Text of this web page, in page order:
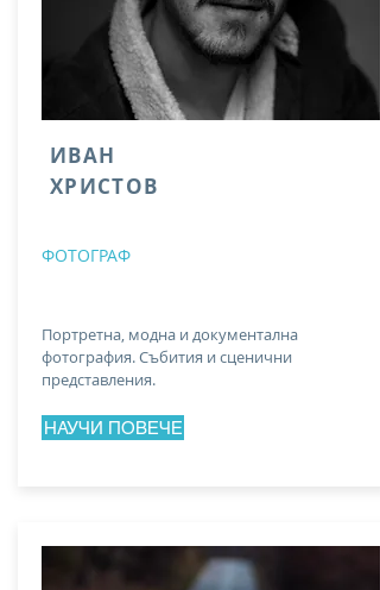
ИВАН
ХРИСТОВ
ФОТОГРАФ
Портретна, модна и документална
фотография. Събития и сценични
представления.
НАУЧИ ПОВЕЧЕ